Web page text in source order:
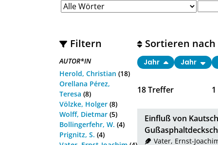
Filtern
AUTOR*IN
Herold, Christian (18)
Orellana Pérez,
Teresa (8)
Völzke, Holger (8)
Wolff, Dietmar (5)
Bollingerfehr, W. (4)
Prignitz, S. (4)
18Treffer 1
Sortieren nach
Jahr Jahr
Einfluß von
Vater, Ernst-